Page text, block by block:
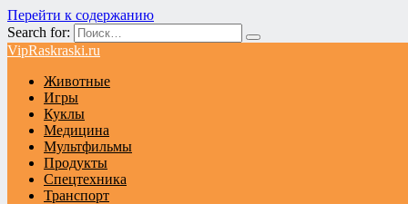
Перейти к содержанию
Search for:
VipRaskraski.ru
Животные
Игры
Куклы
Медицина
Мультфильмы
Продукты
Спецтехника
Транспорт